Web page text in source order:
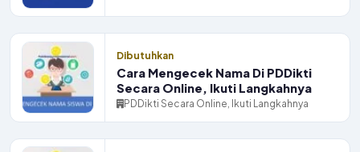
Dibutuhkan
Cara Mengecek Nama Di PDDikti
Secara Online, Ikuti Langkahnya
PDDikti Secara Online, Ikuti Langkahnya